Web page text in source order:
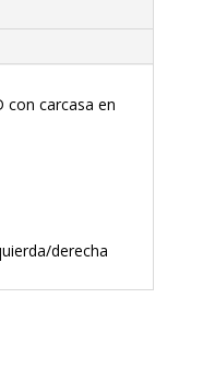
con carcasa en
derecha